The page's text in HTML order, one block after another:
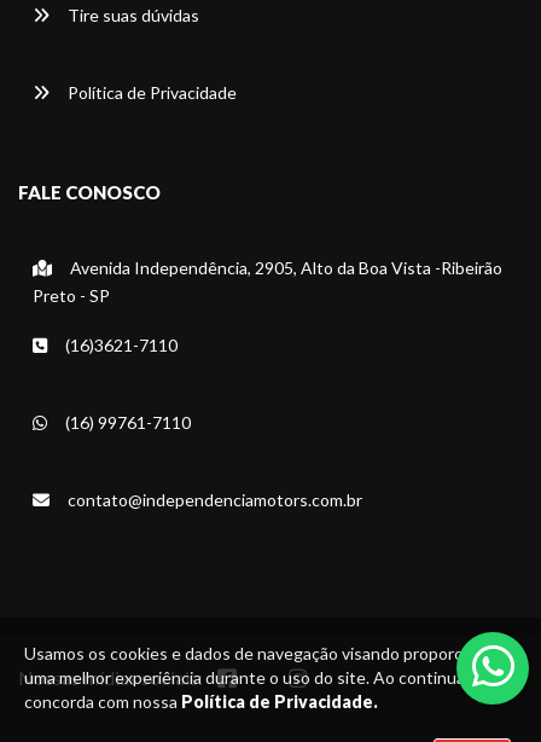
Usamos os cookies e dados de navegação visando proporcionar
uma melhor experiência durante o uso do site. Ao continuar, você
concorda com nossa Política de Privacidade.
Tire suas dúvidas
Política de Privacidade
FALE CONOSCO
Avenida Independência, 2905, Alto da Boa Vista -Ribeirão
Preto - SP
(16)3621-7110
(16) 99761-7110
contato@independenciamotors.com.br
Nossas mídias sociais: